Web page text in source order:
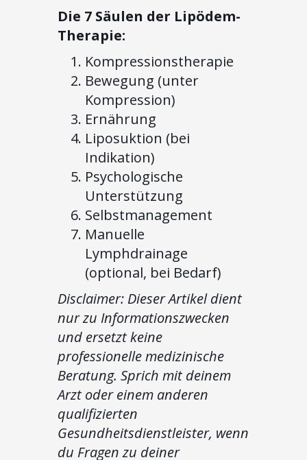
Die 7 Säulen der Lipödem-
Therapie:
Kompressionstherapie
Bewegung (unter
Kompression)
Ernährung
Liposuktion (bei
Indikation)
Psychologische
Unterstützung
Selbstmanagement
Manuelle
Lymphdrainage
(optional, bei Bedarf)
Disclaimer: Dieser Artikel dient
nur zu Informationszwecken
und ersetzt keine
professionelle medizinische
Beratung. Sprich mit deinem
Arzt oder einem anderen
qualifizierten
Gesundheitsdienstleister, wenn
du Fragen zu deiner